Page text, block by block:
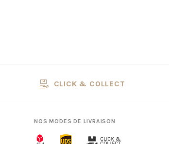
CLICK & COLLECT
NOS MODES DE LIVRAISON